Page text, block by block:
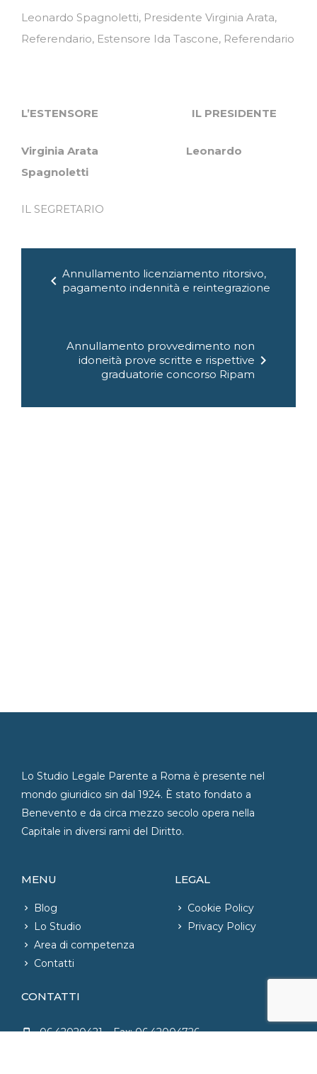
Leonardo Spagnoletti, Presidente Virginia Arata,
Referendario, Estensore Ida Tascone, Referendario
L’ESTENSORE IL PRESIDENTE
Virginia Arata Leonardo
Spagnoletti
IL SEGRETARIO
articoli
chevron_left Annullamento licenziamento ritorsivo,
pagamento indennità e reintegrazione
Annullamento provvedimento non
idoneità prove scritte e rispettive
graduatorie concorso Ripam
chevron_right
Lo Studio Legale Parente a Roma è presente nel
mondo giuridico sin dal 1924. È stato fondato a
Benevento e da circa mezzo secolo opera nella
Capitale in diversi rami del Diritto.
MENU
Blog
Lo Studio
Area di competenza
Contatti
LEGAL
Cookie Policy
Privacy Policy
CONTATTI
phone_iphone 06.42020421– Fax: 06.42004726